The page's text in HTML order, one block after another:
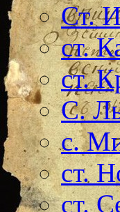
Ст.
ст.
ст.
С.
с.
ст.
ст.